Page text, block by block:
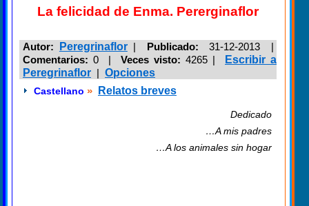
La felicidad de Enma. Pererginaflor
Autor: Peregrinaflor| Publicado:
31-12-2013 |
Comentarios: 0 | Veces visto: 4265 |
Escribir a
Peregrinaflor | Opciones
Castellano » Relatos breves
Dedicado
…A mis padres
…A los animales sin hogar